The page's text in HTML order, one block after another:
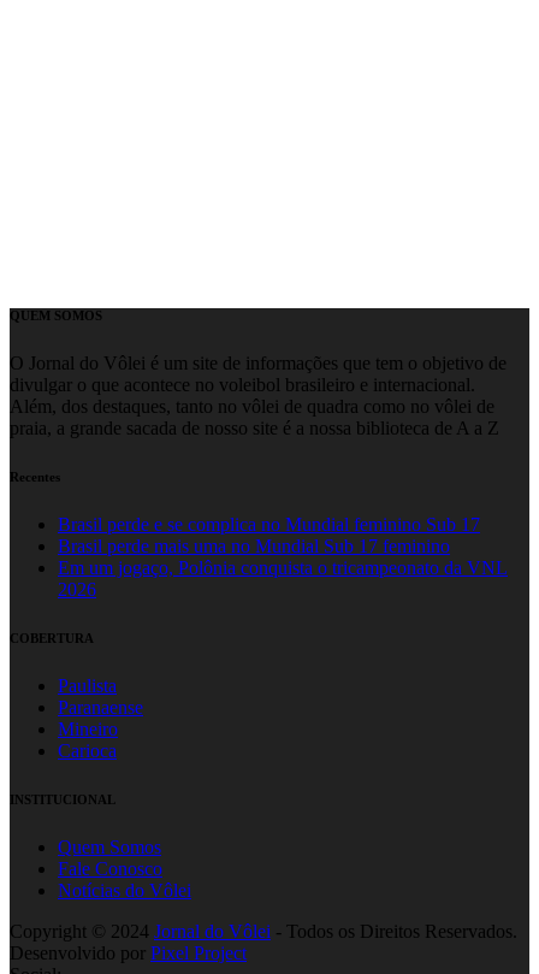
QUEM SOMOS
O Jornal do Vôlei é um site de informações que tem o objetivo de
divulgar o que acontece no voleibol brasileiro e internacional.
Além, dos destaques, tanto no vôlei de quadra como no vôlei de
praia, a grande sacada de nosso site é a nossa biblioteca de A a Z
Recentes
Brasil perde e se complica no Mundial feminino Sub 17
Brasil perde mais uma no Mundial Sub 17 feminino
Em um jogaço, Polônia conquista o tricampeonato da VNL
2026
COBERTURA
Paulista
Paranaense
Mineiro
Carioca
INSTITUCIONAL
Quem Somos
Fale Conosco
Notícias do Vôlei
Copyright © 2024 Jornal do Vôlei - Todos os Direitos Reservados.
Desenvolvido por Pixel Project